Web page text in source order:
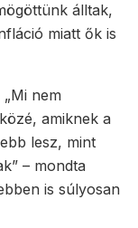
álltak,
miatt ők is
nem
amiknek a
lesz, mint
– mondta
is súlyosan